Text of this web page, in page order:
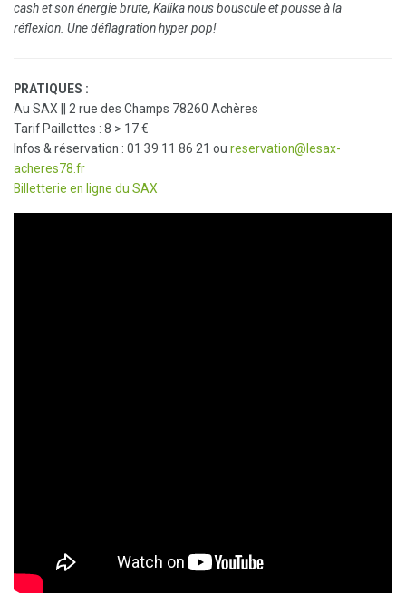
cash et son énergie brute, Kalika nous bouscule et pousse à la
réflexion. Une déflagration hyper pop!
PRATIQUES :
Au SAX || 2 rue des Champs 78260 Achères
Tarif Paillettes : 8 > 17 €
Infos & réservation : 01 39 11 86 21 ou reservation@lesax-
acheres78.fr
Billetterie en ligne du SAX